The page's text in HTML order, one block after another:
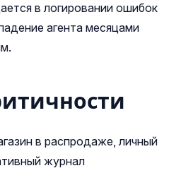
в логировании ошибок
агента месяцами
в распродаже, личный
журнал